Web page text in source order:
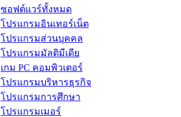
ซอฟต์แวร์ทั้งหมด
โปรแกรมอินเทอร์เน็ต
โปรแกรมส่วนบุคคล
โปรแกรมมัลติมีเดีย
เกม PC คอมพิวเตอร์
โปรแกรมบริหารธุรกิจ
โปรแกรมการศึกษา
โปรแกรมเมอร์